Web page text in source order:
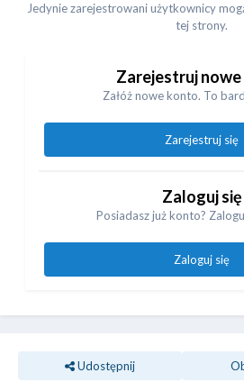
Jedynie zarejestrowani użytkownicy
tej strony.
Zarejestruj
Załóż nowe konto. To
Zarejestruj się
Zaloguj się
Posiadasz już konto?
Zaloguj się
Udostępnij